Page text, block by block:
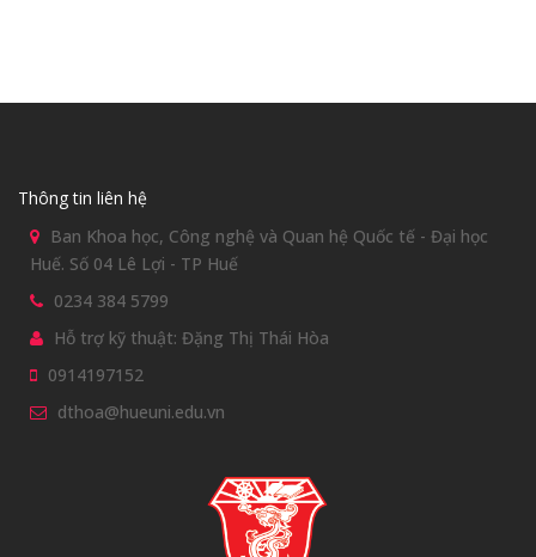
Thông tin liên hệ
Ban Khoa học, Công nghệ và Quan hệ Quốc tế - Đại học
Huế. Số 04 Lê Lợi - TP Huế
0234 384 5799
Hỗ trợ kỹ thuật: Đặng Thị Thái Hòa
0914197152
dthoa@hueuni.edu.vn